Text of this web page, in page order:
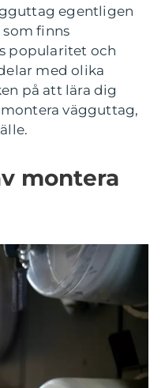
egentligen
finns
popularitet och
med olika
på att lära dig
vägguttag,
montera